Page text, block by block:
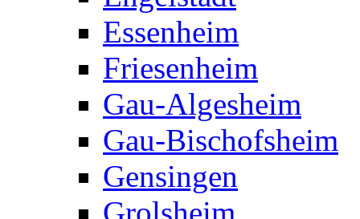
Essenheim
Friesenheim
Gau-Algesheim
Gau-Bischofsheim
Gensingen
Grolsheim